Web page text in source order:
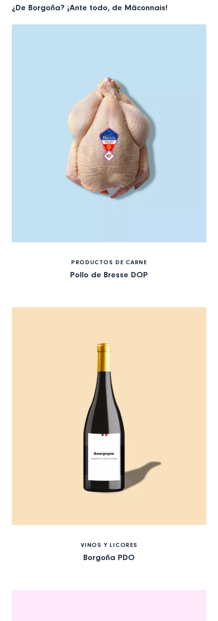
¿De Borgoña? ¡Ante todo, de Mâconnais!
PRODUCTOS DE CARNE
Pollo de Bresse DOP
VINOS Y LICORES
Borgoña PDO